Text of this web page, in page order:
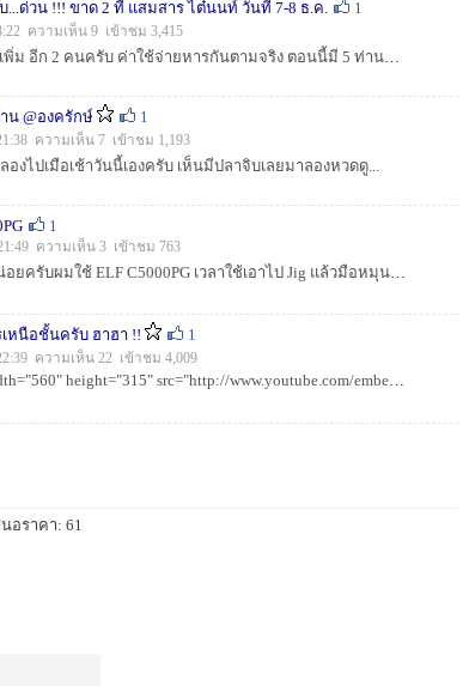
...ด่วน !!! ขาด 2 ที่ แสมสาร ไต๋นนท์ วันที่ 7-8 ธ.ค. 1
ความเห็น 9 เข้าชม 3,415
-รับสมาชิกเพิ่ม อีก 2 คนครับ ค่าใช้จ่ายหารกันตามจริง ตอนนี้มี 5 ท่านแล้ว รวมทั้งหมด 7 คนครับ -ค่าเรือ 8500 บาท + ค่าเครื่องดื่ม 1000 บาทไม่รว...
น @องครักษ์ 1
ความเห็น 7 เข้าชม 1,193
องไปเมือเช้าวันนี้เองครับ เห็นมีปลาจิบเลยมาลองหวดดู...
1
ความเห็น 3 เข้าชม 763
สอบถามหน่อยครับผมใช้ ELF C5000PG เวลาใช้เอาไป Jig แล้วมือหมุนมันชอบคลายออกอะครับไม่ทราบว่าน้าท่านอื่นๆเป็นเหมือนกันป่าวครับ ท่าใครเคยเจอแล้วมีวิธีแ...
หนือชั้นครับ ฮาฮา !! 1
ความเห็น 22 เข้าชม 4,009
<iframe width="560" height="315" src="http://www.youtube.com/embed/0Yk-UMrpnPM" frameborder="0" allowfullsc...
นอราคา: 61